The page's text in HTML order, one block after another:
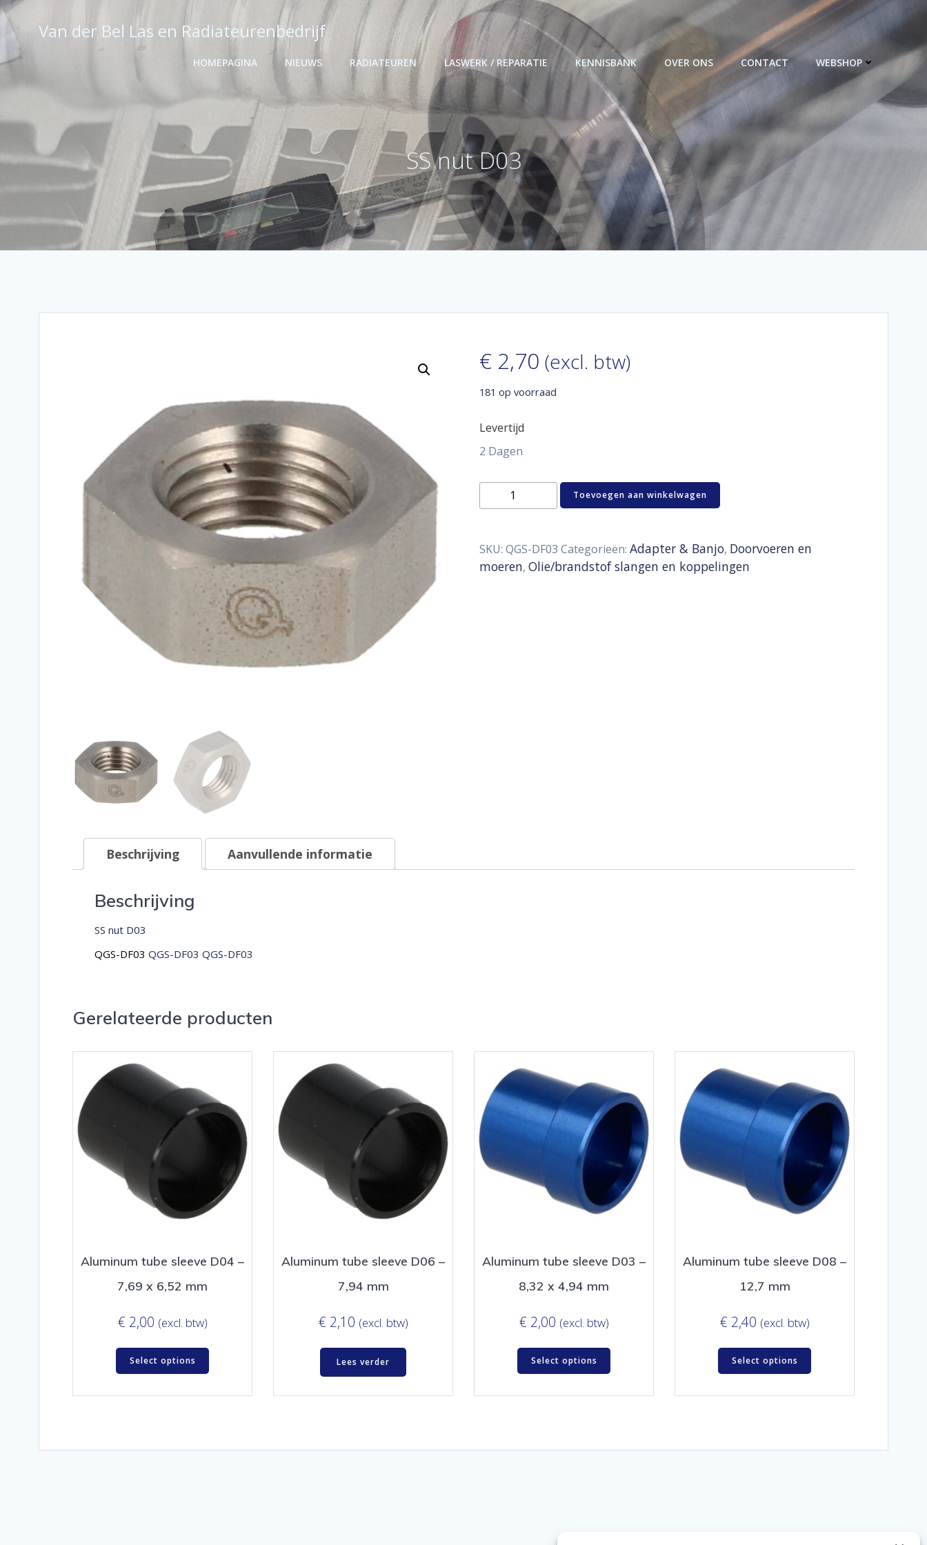
Ga
naar
inhoud
Van der Bel Las en Radiateurenbedrijf
HOMEPAGINA NIEUWS RADIATEUREN LASWERK / REPARATIE KENNISBANK OVER ONS CONTACT WEBSHOP
SS nut D03
€2,70 (excl. btw)
181 op voorraad
Levertijd
2 Dagen
SS
Toevoegen aan winkelwagen
SKU: QGS-DF03 Categorieën: Adapter & Banjo, Doorvoeren en
moeren, Olie/brandstof slangen en koppelingen
Beschrijving Aanvullende informatie
Beschrijving
SS nut D03
QGS-DF03 QGS-DF03 QGS-DF03
Gerelateerde producten
Aluminum tube sleeve D04 –
7,69 x 6,52 mm
€ 2,00 (excl. btw)
Select options
Aluminum tube sleeve D06 –
7,94 mm
€ 2,10 (excl. btw)
Lees verder
Aluminum tube sleeve D03 –
8,32 x 4,94 mm
€ 2,00 (excl. btw)
Select options
Aluminum tube sleeve D08 –
12,7 mm
€ 2,40 (excl. btw)
Select options